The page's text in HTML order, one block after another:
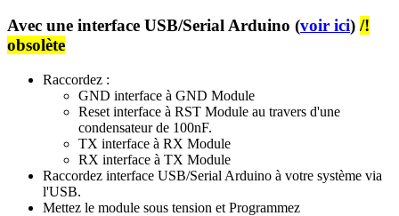
Avec une interface USB/Serial Arduino (voir ici) /!
obsolète
Raccordez :
GND interface à GND Module
Reset interface à RST Module au travers d'une
condensateur de 100nF.
TX interface à RX Module
RX interface à TX Module
Raccordez interface USB/Serial Arduino à votre système via
l'USB.
Mettez le module sous tension et Programmez